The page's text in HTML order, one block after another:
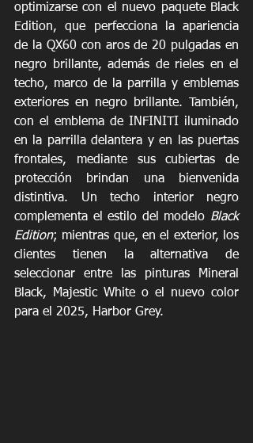
optimizarse con el nuevo paquete Black
Edition, que perfecciona la apariencia
de la QX60 con aros de 20 pulgadas en
negro brillante, además de rieles en el
techo, marco de la parrilla y emblemas
exteriores en negro brillante. También,
con el emblema de INFINITI iluminado
en la parrilla delantera y en las puertas
frontales, mediante sus cubiertas de
protección brindan una bienvenida
distintiva. Un techo interior negro
complementa el estilo del modelo Black
Edition; mientras que, en el exterior, los
clientes tienen la alternativa de
seleccionar entre las pinturas Mineral
Black, Majestic White o el nuevo color
para el 2025, Harbor Grey.